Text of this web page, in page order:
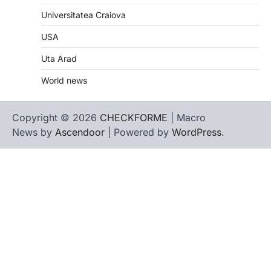
Universitatea Craiova
USA
Uta Arad
World news
Copyright © 2026 CHECKFORME | Macro
News by Ascendoor | Powered by WordPress.